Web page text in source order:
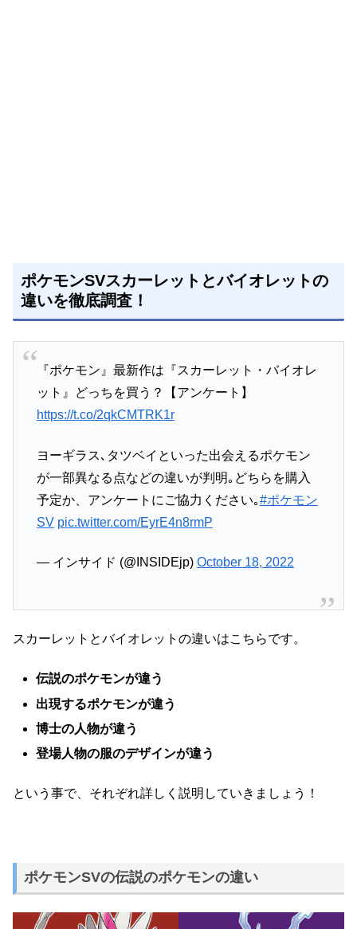
ポケモンSVスカーレットとバイオレットの
違いを徹底調査！
『ポケモン』最新作は『スカーレット・バイオレ
ット』どっちを買う？【アンケート】
https://t.co/2qkCMTRK1r
ヨーギラス､タツベイといった出会えるポケモン
が一部異なる点などの違いが判明｡どちらを購入
予定か、アンケートにご協力ください｡#ポケモン
SV pic.twitter.com/EyrE4n8rmP
— インサイド (@INSIDEjp) October 18, 2022
スカーレットとバイオレットの違いはこちらです。
伝説のポケモンが違う
出現するポケモンが違う
博士の人物が違う
登場人物の服のデザインが違う
という事で、それぞれ詳しく説明していきましょう！
ポケモンSVの伝説のポケモンの違い